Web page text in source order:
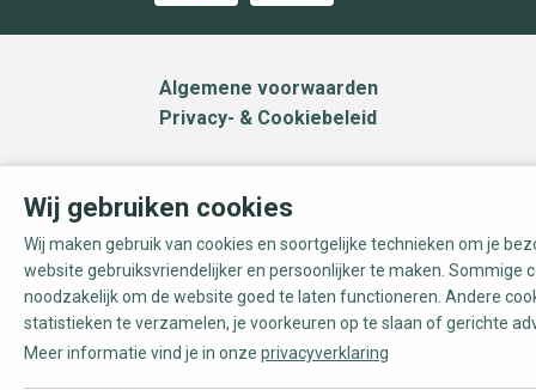
Algemene voorwaarden
Privacy- & Cookiebeleid
Wij gebruiken cookies
Wij maken gebruik van cookies en soortgelijke technieken om je
website gebruiksvriendelijker en persoonlijker te maken. Sommige
noodzakelijk om de website goed te laten functioneren. Andere
statistieken te verzamelen, je voorkeuren op te slaan of gerichte
Meer informatie vind je in onze privacyverklaring